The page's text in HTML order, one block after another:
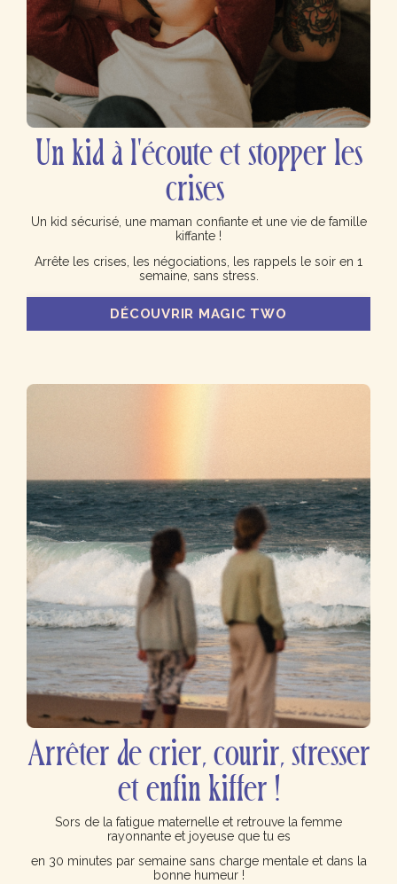
Un kid à l'écoute et stopper les
crises
Un kid sécurisé, une maman confiante et une vie de famille
kiffante !
Arrête les crises, les négociations, les rappels le soir en 1
semaine, sans stress.
DÉCOUVRIR MAGIC TWO
Arrêter de crier, courir, stresser
et enfin kiffer !
Sors de la fatigue maternelle et retrouve la femme
rayonnanteet joyeuse que tu es
en 30 minutes par semaine sans charge mentale et dans la
bonne humeur !